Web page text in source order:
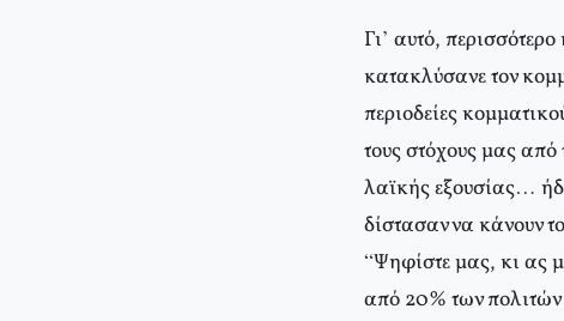
Γι’ αυτό,
κατακλύσανε τον
περιοδείες
τους στόχους μας
λαϊκής εξουσίας…
δίστασαν να κάνουν
“Ψηφίστε μας, κι ας
από 20% των